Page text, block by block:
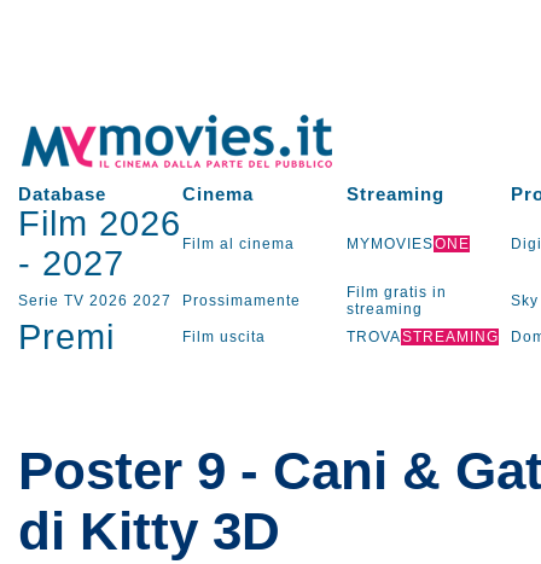
Database Cinema Streaming
Film 2026
- 2027 Film al cinema MYMOVIESONE
Serie TV 2026 2027 Prossimamente
Film gratis in
streaming
Sky
Premi Film uscita TROVASTREAMING
Poster 9 - Cani &
di Kitty 3D